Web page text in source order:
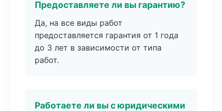
Предоставляете ли вы гарантию?
Да, на все виды работ
предоставляется гарантия от 1 года
до 3 лет в зависимости от типа
работ.
Работаете ли вы с юридическими